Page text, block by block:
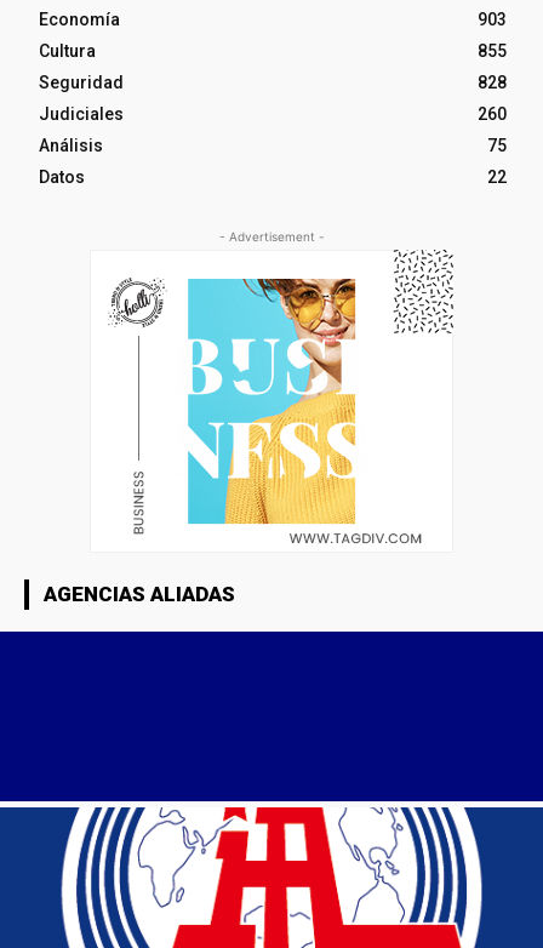
Economía
903
Cultura
855
Seguridad
828
Judiciales
260
Análisis
75
Datos
22
- Advertisement -
AGENCIAS ALIADAS